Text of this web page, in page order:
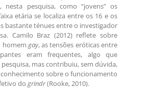
nesta pesquisa, como “jovens” os
etária se localiza entre os 16 e os
bastante ténues entre o investigador
Camilo Braz (2012) reflete sobre
homem gay, as tensões eróticas entre
eram frequentes, algo que
mas contribuiu, sem dúvida,
sobre o funcionamento
do grindr(Rooke, 2010).